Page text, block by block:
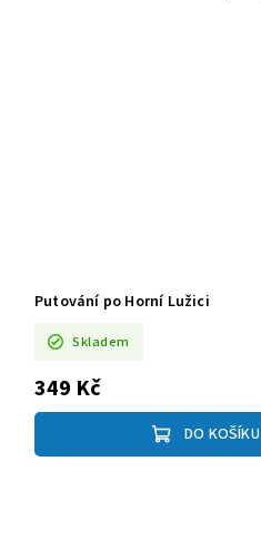
Putování po Horní Lužici
Skladem
349 Kč
DO KOŠÍKU